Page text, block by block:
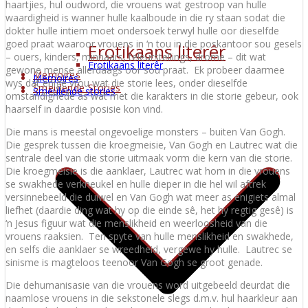
Erotikaans literêr
Memoires
Smeulende Stories
Erotikaans literêr
Memoires
Smeulende stories
haartjies, hul oudword, die vrouens wat gestroop van hulle
waardigheid is wanner hulle kaalboude in die ry staan sodat die
dokter hulle intiem moet ondersoek terwyl hulle oor dieselfde
goed praat waaroor vrouens in ‘n tou in die poskantoor sou gesels
– ouers, kinders, minnaars, teleurstellings, drome – dit wat
gewone mense allerdaags oor sou praat. Ek probeer daarmee
wys dat enige vrou wat die storie lees, onder dieselfde
omstandighede as wat met die karakters in die storie gebeur, ook
haarself in daardie posisie kon vind.
Die mans is meestal ongevoelige monsters – buiten Van Gogh.
Die gesprek tussen die kroegmeisie, Van Gogh en Lautrec wat die
sentrale deel van die storie uitmaak vorm die kern van die storie.
Die kroegmeisie is die aanklaer, Lautrec wat hom in die vrouens
se swakhede verkneukel en hulle dieper in die hel wil aftrek
versinnebeeld die duiwel en Van Gogh wat meer as enigiets almal
liefhet (daardie ding wat hy op die einde sê, het hy regtig gesê) is
‘n Jesus figuur wat die menslikheid en weerloosheid van die
vrouens raaksien. Ten spyte van hulle menslikheid en swakhede,
en selfs die aanklaer se wreedheid, vergewe hy hulle. Lautrec se
sinisme is magteloos teenoor Van Gogh se groot genade.
Die dehumanisasie van die vrouens word uitgebeeld deurdat die
naamlose vrouens in die sekstonele slegs d.m.v. hul haarkleur aan